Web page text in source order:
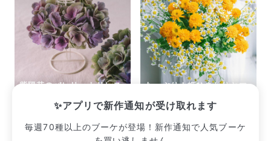
✨アプリで新作通知が受け取れます
毎週70種以上のブーケが登場！新作通知で人気ブーケ
紫陽花のバレリーナドレス
たっぷり！姫ひまわりとマ
¥2,497